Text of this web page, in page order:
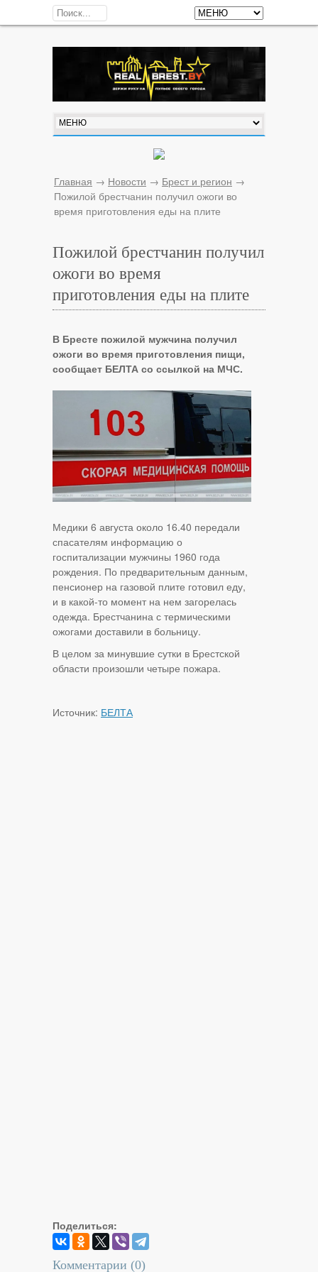
Главная → Новости → Брест и регион →
Пожилой брестчанин получил ожоги во
время приготовления еды на плите
Пожилой брестчанин получил
ожоги во время
приготовления еды на плите
В Бресте пожилой мужчина получил
ожоги во время приготовления пищи,
сообщает БЕЛТА со ссылкой на МЧС.
Медики 6 августа около 16.40 передали
спасателям информацию о
госпитализации мужчины 1960 года
рождения. По предварительным данным,
пенсионер на газовой плите готовил еду,
и в какой-то момент на нем загорелась
одежда. Брестчанина с термическими
ожогами доставили в больницу.
В целом за минувшие сутки в Брестской
области произошли четыре пожара.
Источник: БЕЛТА
Поделиться:
Комментарии (0)